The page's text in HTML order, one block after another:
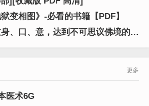
变相图》-必看的书籍【PDF】
身、口、意，达到不可思议佛境的一
更多
医术6G